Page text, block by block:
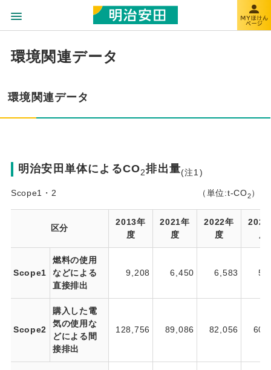
環境関連データ
環境関連データ
明治安田単体によるCO2排出量(注1)
Scope1・2 （単位:t-CO2）
区分
2013年
度
2021年
度
2022年
度
2023
度
Scope1
燃料の使用
などによる
直接排出
9,208 6,450 6,583
Scope2
購入した電
気の使用な
どによる間
接排出
128,756 89,086 82,056